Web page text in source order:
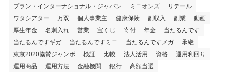
プラン・インターナショナル・ジャパン
ミニオンズ
リテール
ワタシアター
万双 個人事業主 健康保険 副収入 副業
動画
厚生年金
名刺入れ 営業 宝くじ 寄付 年金
当たるんです
当たるんですギガ
当たるんですミニ 当たるんですメガ
承継
東京2020協賛ジャンボ
検証 比較 法人活用 資格
運用利回り
運用商品
運用方法 金融機関 銀行 高額当選